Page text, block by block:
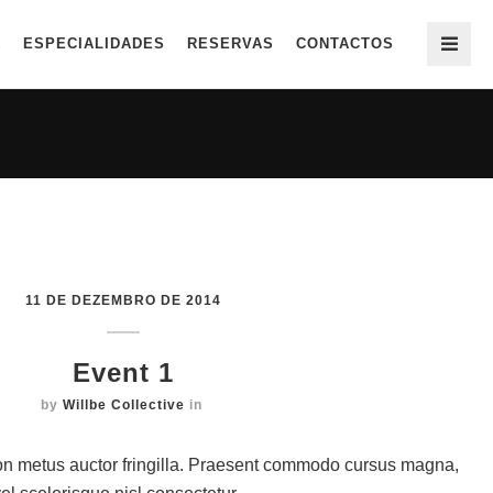
ESPECIALIDADES RESERVAS CONTACTOS
11 DE DEZEMBRO DE 2014
Event 1
by Willbe Collective in
metus auctor fringilla. Praesent commodo cursus magna,